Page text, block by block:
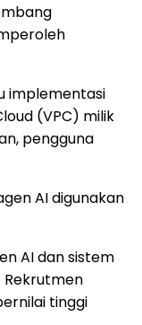
implementasi
(VPC) milik
pengguna
AI digunakan
AI dan sistem
tinggi